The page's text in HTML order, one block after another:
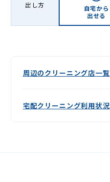
出し方
自宅から
出せる
周辺のクリーニング店一覧
宅配クリーニング利用状況